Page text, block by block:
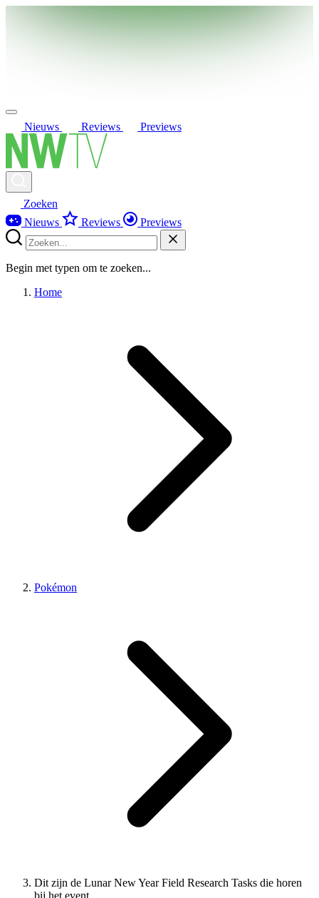
Nieuws Reviews Previews
Zoeken
Nieuws
Reviews Previews
Begin met typen om te zoeken...
Home
Pokémon
Dit zijn de Lunar New Year Field Research Tasks die horen
bij het event